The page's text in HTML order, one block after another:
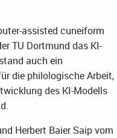
assisted cuneiform
TU Dortmund das KI-
auch ein
die philologische Arbeit,
des KI-Modells
Herbert Baier Saip vom